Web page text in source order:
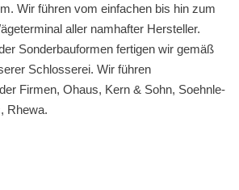
Wir führen vom einfachen bis hin zum
aller namhafter Hersteller.
Sonderbauformen fertigen wir gemäß
Schlosserei. Wir führen
Firmen, Ohaus, Kern & Sohn, Soehnle-
Rhewa.